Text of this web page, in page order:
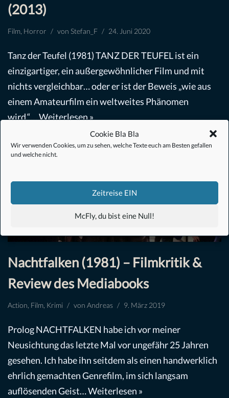
Cookie Bla Bla
Wir verwenden Cookies, um zu sehen, welche Texte euch am Besten gefallen
und welche nicht.
Zeitreise EIN
McFly, du bist eine Null!
(2013)
Film Horror von Stefan_F 24. Juni 2020
Tanz der Teufel (1981) TANZ DER TEUFEL ist ein
einzigartiger, ein außergewöhnlicher Film und mit
nichts vergleichbar… oder er ist der Beweis „wie aus
einem Amateurfilm ein weltweites Phänomen
wird.“… Weiterlesen »
Nachtfalken (1981) – Filmkritik &
Review des Mediabooks
Action, Film, Krimi von Andreas 9. März 2019
Prolog NACHTFALKEN habe ich vor meiner
Neusichtung das letzte Mal vor ungefähr 25 Jahren
gesehen. Ich habe ihn seitdem als einen handwerklich
ehrlich gemachten Genrefilm, im sich langsam
auflösenden Geist…Weiterlesen »